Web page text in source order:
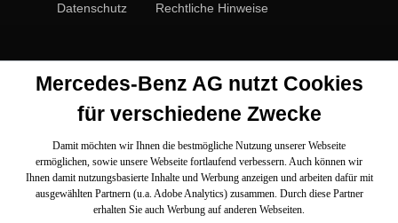
Datenschutz Rechtliche Hinweise
Mercedes-Benz AG nutzt Cookies
für verschiedene Zwecke
Damit möchten wir Ihnen die bestmögliche Nutzung unserer Webseite
ermöglichen, sowie unsere Webseite fortlaufend verbessern. Auch können wir
Ihnen damit nutzungsbasierte Inhalte und Werbung anzeigen und arbeiten dafür mit
ausgewählten Partnern (u.a. Adobe Analytics) zusammen. Durch diese Partner
erhalten Sie auch Werbung auf anderen Webseiten.